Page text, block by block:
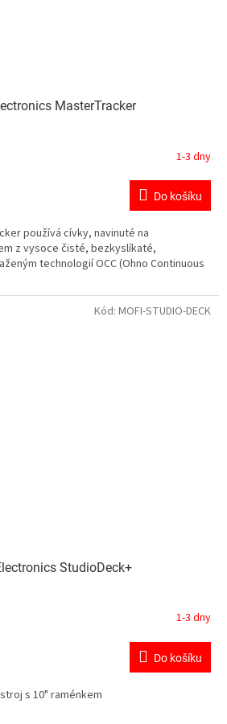
MasterTracker
1-3 dny
Do košíku
používá cívky, navinuté na
z vysoce čisté, bezkyslíkaté,
technologií OCC (Ohno Continuous
StudioDeck+
1-3 dny
Do košíku
s 10" raménkem
Kód: MOFI-STUDIO-DECK